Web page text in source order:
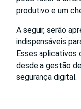
produtivo e um
A seguir, serão
indispensáveis
Esses aplicativos
desde a gestão
segurança digital.